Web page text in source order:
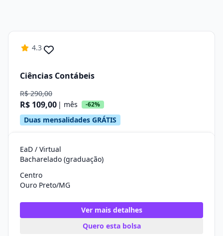
4.3
Ciências Contábeis
R$ 290,00
R$ 109,00 | mês -62%
Duas mensalidades GRÁTIS
EaD / Virtual
Bacharelado (graduação)
Centro
Ouro Preto/MG
Ver mais detalhes
Quero esta bolsa